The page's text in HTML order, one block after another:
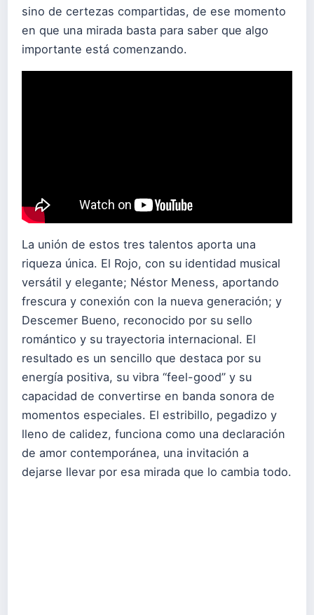
sino de certezas compartidas, de ese momento
en que una mirada basta para saber que algo
importante está comenzando.
La unión de estos tres talentos aporta una
riqueza única. El Rojo, con su identidad musical
versátil y elegante; Néstor Meness, aportando
frescura y conexión con la nueva generación; y
Descemer Bueno, reconocido por su sello
romántico y su trayectoria internacional. El
resultado es un sencillo que destaca por su
energía positiva, su vibra “feel-good” y su
capacidad de convertirse en banda sonora de
momentos especiales. El estribillo, pegadizo y
lleno de calidez, funciona como una declaración
de amor contemporánea, una invitación a
dejarse llevar por esa mirada que lo cambia todo.